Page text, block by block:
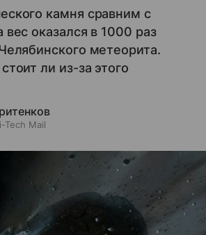
камня сравним с
оказался в 1000 раз
метеорита.
ли из-за этого
Tech Mail